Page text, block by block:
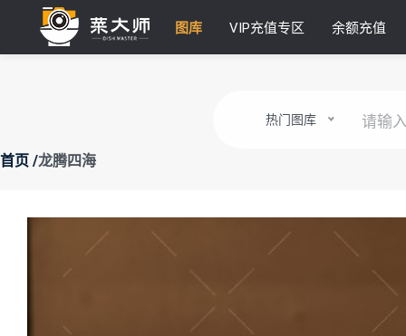
图库 VIP充值专区 余额充值
热门图库
首页 /龙腾四海